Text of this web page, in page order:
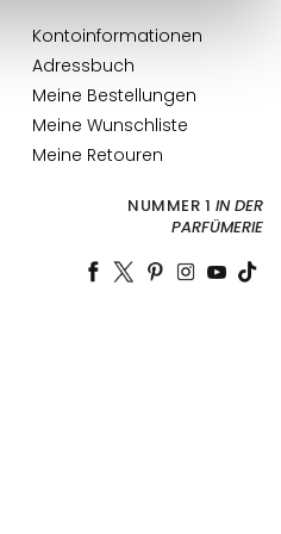
Kontoinformationen
Adressbuch
Meine Bestellungen
Meine Wunschliste
Meine Retouren
NUMMER 1 IN DER
PARFÜMERIE